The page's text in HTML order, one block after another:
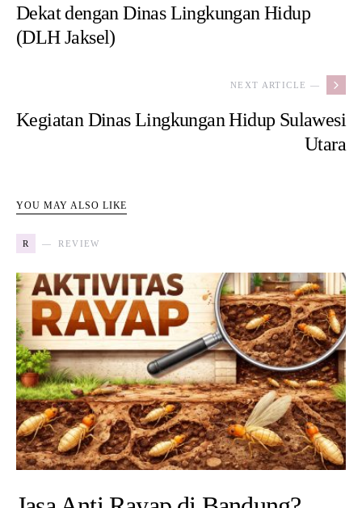
Dekat dengan Dinas Lingkungan Hidup
(DLH Jaksel)
NEXT ARTICLE —
Kegiatan Dinas Lingkungan Hidup Sulawesi
Utara
YOU MAY ALSO LIKE
R REVIEW